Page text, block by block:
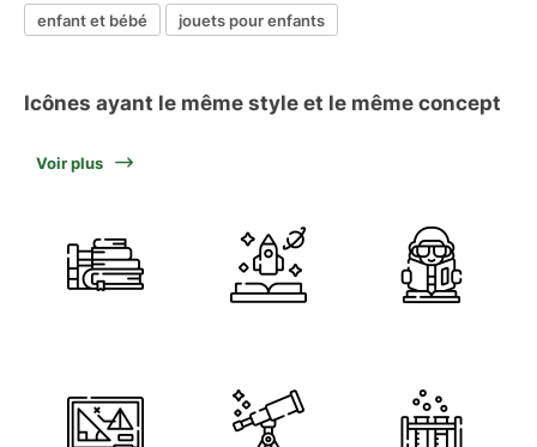
enfant et bébé
jouets pour enfants
Icônes ayant le même style et le même concept
Voir plus